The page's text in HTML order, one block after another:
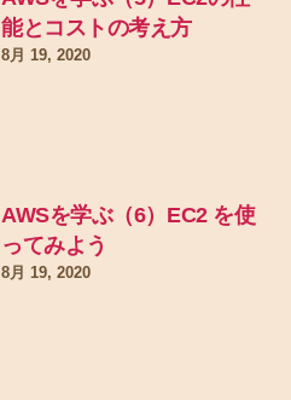
能とコストの考え方
8月 19, 2020
AWSを学ぶ（6）EC2 を使
ってみよう
8月 19, 2020